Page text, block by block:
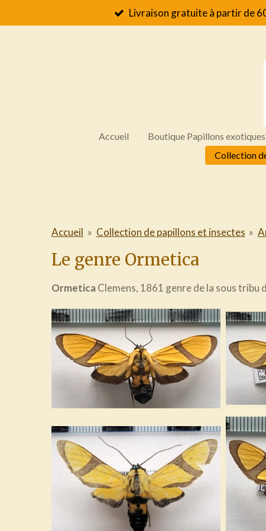
au
Livraison gratuite à partir de
Accueil Boutique Papillons exotiques
Collection
Accueil » Collection de papillons et insectes »
Le genre Ormetica
OrmeticaClemens, 1861 genre de la sous tribu